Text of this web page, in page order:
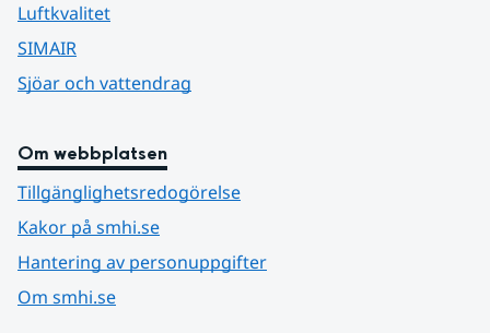
Luftkvalitet
SIMAIR
Sjöar och vattendrag
Om webbplatsen
Tillgänglighetsredogörelse
Kakor på smhi.se
Hantering av personuppgifter
Om smhi.se